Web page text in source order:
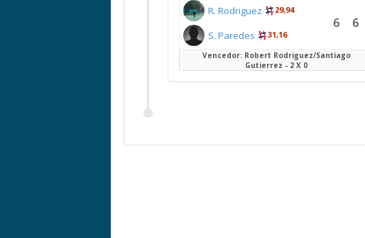
R. Rodriguez 29,94
S. Paredes 31,16
6 6
Vencedor: Robert Rodriguez/Santiago
Gutierrez - 2 X 0